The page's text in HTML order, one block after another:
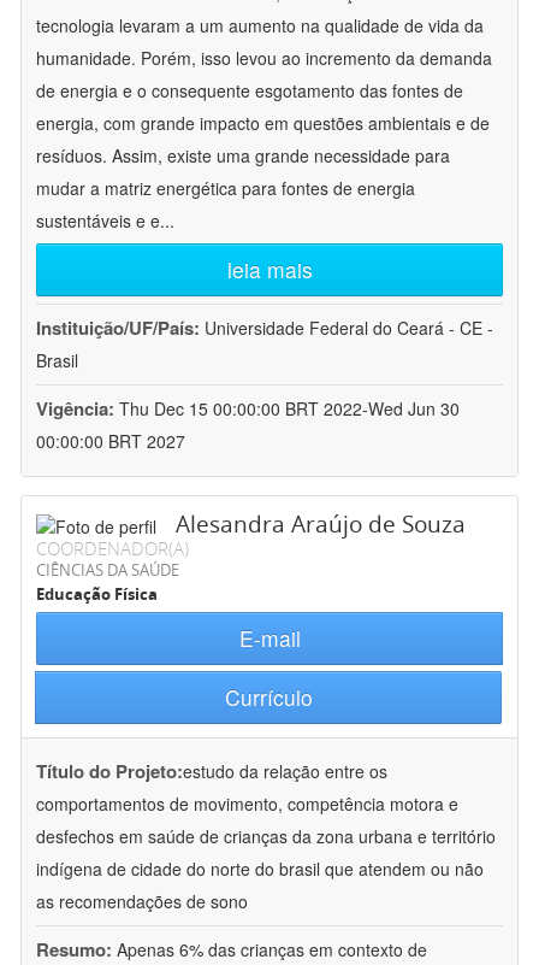
tecnologia levaram a um aumento na qualidade de vida da
humanidade. Porém, isso levou ao incremento da demanda
de energia e o consequente esgotamento das fontes de
energia, com grande impacto em questões ambientais e de
resíduos. Assim, existe uma grande necessidade para
mudar a matriz energética para fontes de energia
sustentáveis e e...
leia mais
Instituição/UF/País: Universidade Federal do Ceará - CE -
Brasil
Vigência: Thu Dec 15 00:00:00 BRT 2022-Wed Jun 30
00:00:00 BRT 2027
Alesandra Araújo de Souza
COORDENADOR(A)
CIÊNCIAS DA SAÚDE
Educação Física
E-mail
Currículo
Título do Projeto:estudo da relação entre os
comportamentos de movimento, competência motora e
desfechos em saúde de crianças da zona urbana e território
indígena de cidade do norte do brasil que atendem ou não
as recomendações de sono
Resumo: Apenas 6% das crianças em contexto de